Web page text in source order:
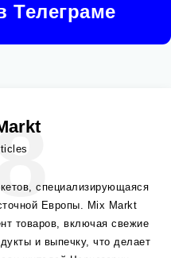
Телеграме
специализирующаяся
Европы. Mix Markt
товаров, включая свежие
и выпечку, что делает